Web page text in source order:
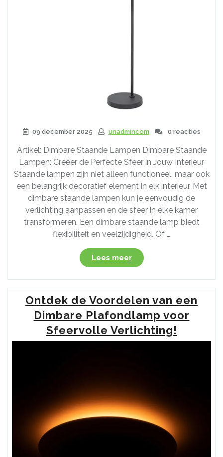
09 december 2025 unadmincom 0 reacties
Artikel: Dimbare Staande Lampen Dimbare Staande
Lampen: Creëer de Perfecte Sfeer in Jouw Interieur
Staande lampen zijn niet alleen functioneel, maar ook
een belangrijk decoratief element in elk interieur. Met
dimbare staande lampen kun je eenvoudig de
verlichting aanpassen en de sfeer in elke kamer
transformeren. Een dimbare staande lamp biedt
flexibiliteit en veelzijdigheid. Of …
Lees meer“Ontdek
de
Veelzijdigheid
van
Dimbare
Staande
Lampen
voor
Ontdek de Voordelen van een
Dimbare Plafondlamp voor
Sfeervolle Verlichting!